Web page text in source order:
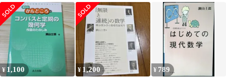
1%の人になる方法•頭
のいい説明
室
案内
¥1,100 ¥ 1,200 ¥ 789